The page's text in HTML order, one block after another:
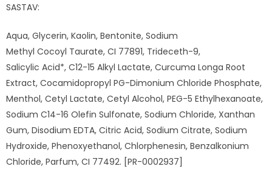
SASTAV:
Aqua, Glycerin, Kaolin, Bentonite, Sodium
Methyl Cocoyl Taurate, CI 77891, Trideceth-9,
Salicylic Acid*, C12-15 Alkyl Lactate, Curcuma Longa Root
Extract, Cocamidopropyl PG-Dimonium Chloride Phosphate,
Menthol, Cetyl Lactate, Cetyl Alcohol, PEG-5 Ethylhexanoate,
Sodium C14-16 Olefin Sulfonate, Sodium Chloride, Xanthan
Gum, Disodium EDTA, Citric Acid, Sodium Citrate, Sodium
Hydroxide, Phenoxyethanol, Chlorphenesin, Benzalkonium
Chloride, Parfum, CI 77492. [PR-0002937]